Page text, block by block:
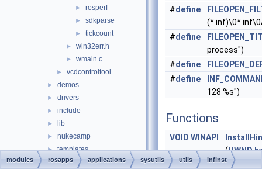
► rosperf
► sdkparse
► tickcount
► win32err.h
► wmain.c
► vcdcontroltool
► demos
► drivers
► include
► lib
► nukecamp
► templates
► rostests
#define
#define
process")
#define
#define
128 %s")
Functions
VOID WINAPI
(HWND
modules rosapps applications sysutils utils infinst